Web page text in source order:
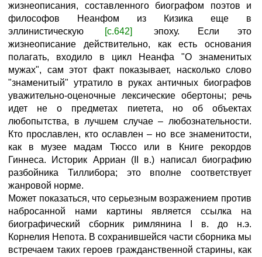
жизнеописания, составленного биографом поэтов и
философов Неанфом из Кизика еще в
эллинистическую
[с.642]
эпоху. Если это
жизнеописание действительно, как есть основания
полагать, входило в цикл Неанфа "О знаменитых
мужах", сам этот факт показывает, насколько слово
"знаменитый" утратило в руках античных биографов
уважительно-оценочные лексические обертоны; речь
идет не о предметах пиетета, но об объектах
любопытства, в лучшем случае – любознательности.
Кто прославлен, кто ославлен – но все знаменитости,
как в музее мадам Тюссо или в Книге рекордов
Гиннеса. Историк Арриан (II в.) написал биографию
разбойника Тиллибора; это вполне соответствует
жанровой норме.
Может показаться, что серьезным возражением против
набросанной нами картины является ссылка на
биографический сборник римлянина I в. до н.э.
Корнелия Непота. В сохранившейся части сборника мы
встречаем таких героев гражданственной старины, как